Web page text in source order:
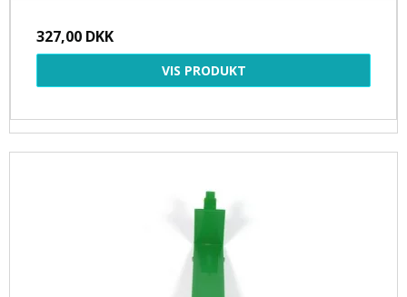
327,00 DKK
VIS PRODUKT